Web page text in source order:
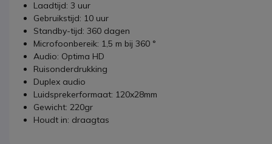
Laadtijd: 3 uur
Gebruikstijd: 10 uur
Standby-tijd: 360 dagen
Microfoonbereik: 1,5 m bij 360 °
Audio: Optima HD
Ruisonderdrukking
Duplex audio
Luidsprekerformaat: 120x28mm
Gewicht: 220gr
Houdt in: draagtas